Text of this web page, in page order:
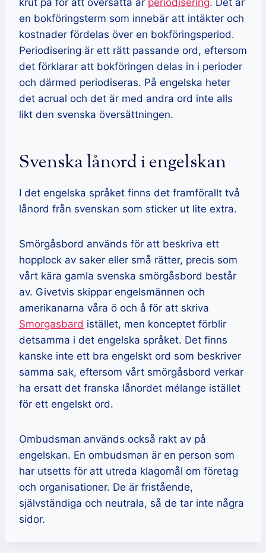
krut på för att översätta är periodisering. Det är
en bokföringsterm som innebär att intäkter och
kostnader fördelas över en bokföringsperiod.
Periodisering är ett rätt passande ord, eftersom
det förklarar att bokföringen delas in i perioder
och därmed periodiseras. På engelska heter
det acrual och det är med andra ord inte alls
likt den svenska översättningen.
Svenska lånord i engelskan
I det engelska språket finns det framförallt två
lånord från svenskan som sticker ut lite extra.
Smörgåsbord används för att beskriva ett
hopplock av saker eller små rätter, precis som
vårt kära gamla svenska smörgåsbord består
av. Givetvis skippar engelsmännen och
amerikanarna våra ö och å för att skriva
Smorgasbard istället, men konceptet förblir
detsamma i det engelska språket. Det finns
kanske inte ett bra engelskt ord som beskriver
samma sak, eftersom vårt smörgåsbord verkar
ha ersatt det franska lånordet mélange istället
för ett engelskt ord.
Ombudsman används också rakt av på
engelskan. En ombudsman är en person som
har utsetts för att utreda klagomål om företag
och organisationer. De är fristående,
självständiga och neutrala, så de tar inte några
sidor.